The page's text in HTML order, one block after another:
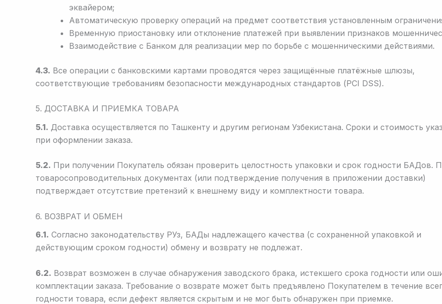
эквайером;
Автоматическую проверку операций на предмет соответствия установленным
Временную приостановку или отклонение платежей при выявлении признаков
Взаимодействие с Банком для реализации мер по борьбе с мошенническими действиями.
4.3. Все операции с банковскими картами проводятся через защищённые платёжные шлюзы,
соответствующие требованиям безопасности международных стандартов (PCI DSS).
5. ДОСТАВКА И ПРИЕМКА ТОВАРА
5.1. Доставка осуществляется по Ташкенту и другим регионам Узбекистана. Сроки и стоимость
при оформлении заказа.
5.2. При получении Покупатель обязан проверить целостность упаковки и срок годности БАДов.
товаросопроводительных документах (или подтверждение получения в приложении доставки)
подтверждает отсутствие претензий к внешнему виду и комплектности товара.
6. ВОЗВРАТ И ОБМЕН
6.1. Согласно законодательству РУз, БАДы надлежащего качества (с сохраненной упаковкой и
действующим сроком годности) обмену и возврату не подлежат.
6.2. Возврат возможен в случае обнаружения заводского брака, истекшего срока годности или
комплектации заказа. Требование о возврате может быть предъявлено Покупателем в течение
годности товара, если дефект является скрытым и не мог быть обнаружен при приемке.